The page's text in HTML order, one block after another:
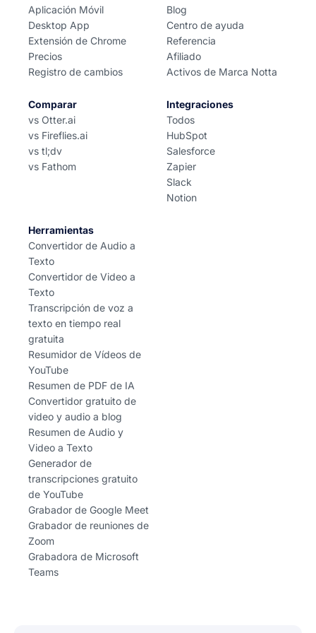
Aplicación Móvil
Desktop App
Extensión de Chrome
Precios
Registro de cambios
Blog
Centro de ayuda
Referencia
Afiliado
Activos de Marca Notta
Comparar
vs Otter.ai
vs Fireflies.ai
vs tl;dv
vs Fathom
Integraciones
Todos
HubSpot
Salesforce
Zapier
Slack
Notion
Herramientas
Convertidor de Audio a
Texto
Convertidor de Video a
Texto
Transcripción de voz a
texto en tiempo real
gratuita
Resumidor de Vídeos de
YouTube
Resumen de PDF de IA
Convertidor gratuito de
video y audio a blog
Resumen de Audio y
Video a Texto
Generador de
transcripciones gratuito
de YouTube
Grabador de Google Meet
Grabador de reuniones de
Zoom
Grabadora de Microsoft
Teams